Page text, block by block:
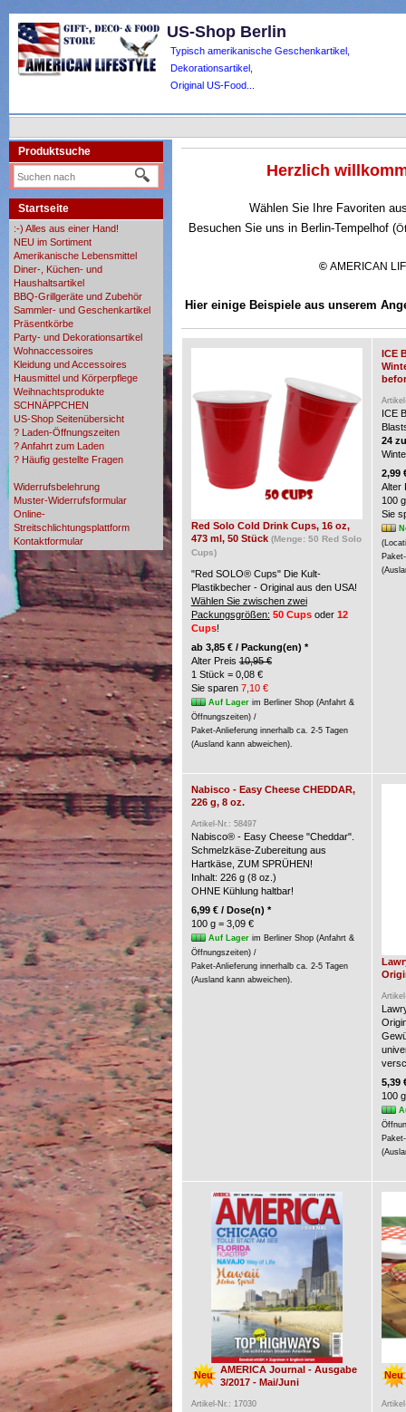
US-Shop Berlin
Typisch amerikanische Geschenkartikel,
Dekorationsartikel,
Original US-Food...
Produktsuche
Startseite
:-) Alles aus einer Hand!
NEU im Sortiment
Amerikanische Lebensmittel
Diner-, Küchen- und
Haushaltsartikel
BBQ-Grillgeräte und Zubehör
Sammler- und Geschenkartikel
Präsentkörbe
Party- und Dekorationsartikel
Wohnaccessoires
Kleidung und Accessoires
Hausmittel und Körperpflege
Weihnachtsprodukte
SCHNÄPPCHEN
US-Shop Seitenübersicht
? Laden-Öffnungszeiten
? Anfahrt zum Laden
? Häufig gestellte Fragen
Widerrufsbelehrung
Muster-Widerrufsformular
Online-
Streitschlichtungsplattform
Kontaktformular
Herzlich
Wählen Sie Ihre Favoriten
Besuchen Sie uns in Berlin-Tempelhof (
© AMERICAN
Hier einige Beispiele aus unserem
Red Solo Cold Drink Cups, 16 oz,
473 ml, 50 Stück (Menge: 50 Red Solo
Cups)
"Red SOLO® Cups" Die Kult-
Plastikbecher - Original aus den USA!
Wählen Sie zwischen zwei
Packungsgrößen: 50 Cupsoder 12
Cups!
ab 3,85 € / Packung(en) *
Alter Preis 10,95 €
1 Stück = 0,08 €
Sie sparen 7,10 €
Auf Lagerim Berliner Shop (Anfahrt &
Öffnungszeiten) /
Paket-Anlieferung innerhalb ca. 2-5 Tagen
(Ausland kann abweichen).
ICE
ICE
24
2,99
Alter
100
Sie
Nabisco - Easy Cheese CHEDDAR,
226 g, 8 oz.
Artikel-Nr.: 58497
Nabisco® - Easy Cheese "Cheddar".
Schmelzkäse-Zubereitung aus
Hartkäse, ZUM SPRÜHEN!
Inhalt: 226 g (8 oz.)
OHNE Kühlung haltbar!
6,99 € / Dose(n) *
100 g = 3,09 €
Auf Lagerim Berliner Shop (Anfahrt &
Öffnungszeiten) /
Paket-Anlieferung innerhalb ca. 2-5 Tagen
(Ausland kann abweichen).
5,39
100
Neu
AMERICA Journal - Ausgabe
3/2017 - Mai/Juni
Artikel-Nr.: 17030
Neu